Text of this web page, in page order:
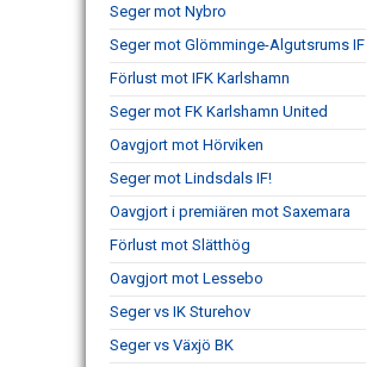
Seger mot Nybro
Seger mot Glömminge-Algutsrums IF
Förlust mot IFK Karlshamn
Seger mot FK Karlshamn United
Oavgjort mot Hörviken
Seger mot Lindsdals IF!
Oavgjort i premiären mot Saxemara
Förlust mot Slätthög
Oavgjort mot Lessebo
Seger vs IK Sturehov
Seger vs Växjö BK